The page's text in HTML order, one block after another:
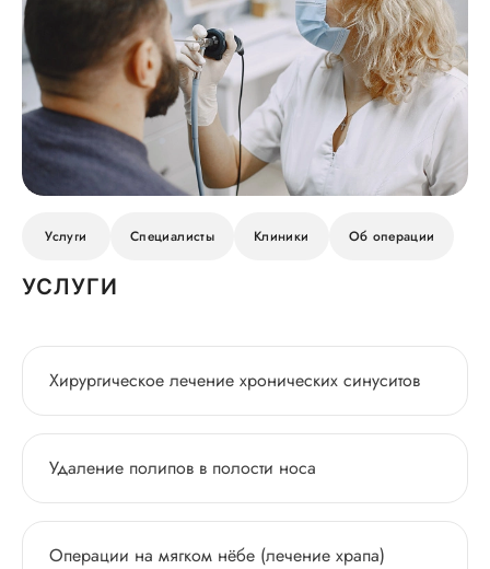
Услуги Специалисты Клиники Об операции
УСЛУГИ
Хирургическое лечение хронических синуситов
Удаление полипов в полости носа
Операции на мягком нёбе (лечение храпа)